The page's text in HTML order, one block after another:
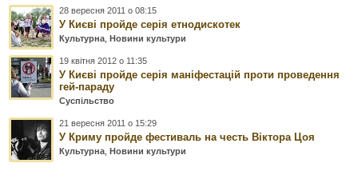
28 вересня 2011 о 08:15
У Києві пройде серія етнодискотек
Культурна ,Новини культури
19 квітня 2012 о 11:35
У Києві пройде серія маніфестацій проти проведення
гей-параду
Суспільство
21 вересня 2011 о 15:29
У Криму пройде фестиваль на честь Віктора Цоя
Культурна ,Новини культури